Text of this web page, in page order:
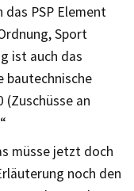
PSP Element
Sport
ist auch das
bautechnische
(Zuschüsse an
müsse jetzt doch
noch den